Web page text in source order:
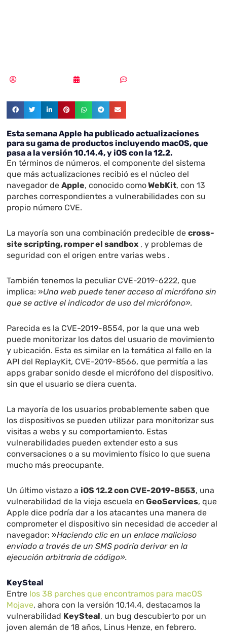
Esta semana Apple ha publicado actualizaciones
para su gama de productos incluyendo macOS, que
pasa a la versión 10.14.4, y iOS con la 12.2.
En términos de números, el componente del sistema
que más actualizaciones recibió es el núcleo del
navegador deApple, conocido comoWebKit, con 13
parches correspondientes a vulnerabilidades con su
propio número CVE.
La mayoría son una combinación predecible decross-
site scripting, romper el sandbox , y problemas de
seguridad con el origen entre varias webs .
También tenemos la peculiar CVE-2019-6222, que
implica: »Una web puede tener acceso al micrófono sin
que se active el indicador de uso del micrófono».
Parecida es la CVE-2019-8554, por la que una web
puede monitorizar los datos del usuario de movimiento
y ubicación. Esta es similar en la temática al fallo en la
API del ReplayKit, CVE-2019-8566, que permitía a las
apps grabar sonido desde el micrófono del dispositivo,
sin que el usuario se diera cuenta.
La mayoría de los usuarios probablemente saben que
los dispositivos se pueden utilizar para monitorizar sus
visitas a webs y su comportamiento. Estas
vulnerabilidades pueden extender esto a sus
conversaciones o a su movimiento físico lo que suena
mucho más preocupante.
Un último vistazo a iOS 12.2 con CVE-2019-8553, una
vulnerabilidad de la vieja escuela en GeoServices, que
Apple dice podría dar a los atacantes una manera de
comprometer el dispositivo sin necesidad de acceder al
navegador: »Haciendo clic en un enlace malicioso
enviado a través de un SMS podría derivar en la
ejecución arbitraria de código».
KeySteal
Entre los 38 parches que encontramos para macOS
Mojave, ahora con la versión 10.14.4, destacamos la
vulnerabilidad KeySteal, un bug descubierto por un
joven alemán de 18 años, Linus Henze, en febrero.